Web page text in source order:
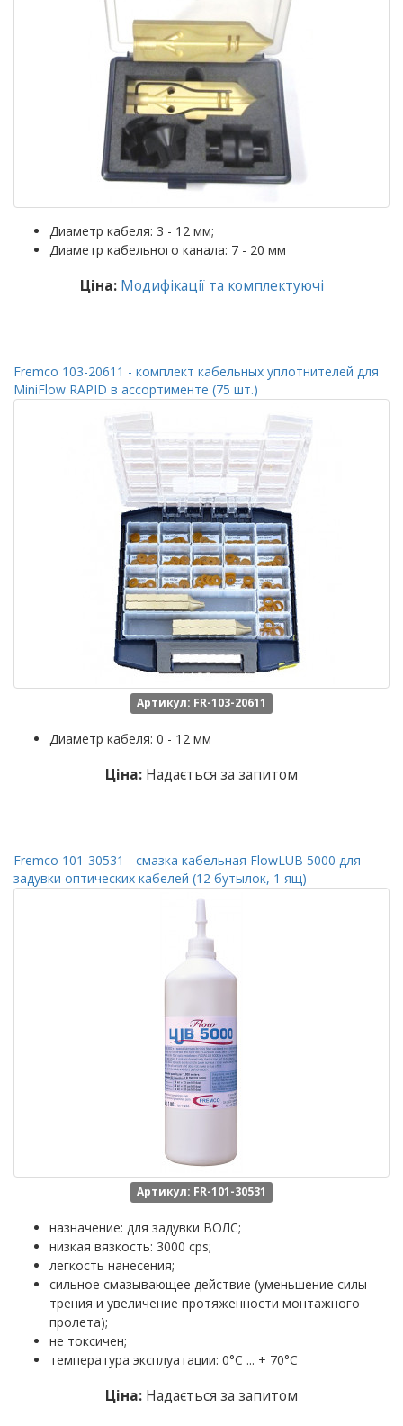
Диаметр кабеля: 3 - 12 мм;
Диаметр кабельного канала: 7 - 20 мм
Ціна: Модифікації та комплектуючі
Fremco 103-20611 - комплект кабельных уплотнителей для
MiniFlow RAPID в ассортименте (75 шт.)
Артикул: FR-103-20611
Диаметр кабеля: 0 - 12 мм
Ціна: Надається за запитом
Fremco 101-30531 - смазка кабельная FlowLUB 5000 для
задувки оптических кабелей (12 бутылок, 1 ящ)
Артикул: FR-101-30531
назначение: для задувки ВОЛС;
низкая вязкость: 3000 cps;
легкость нанесения;
сильное смазывающее действие (уменьшение силы
трения и увеличение протяженности монтажного
пролета);
не токсичен;
температура эксплуатации: 0°C ... + 70°C
Ціна: Надається за запитом